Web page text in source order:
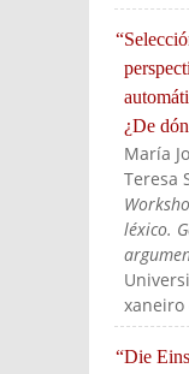
¿De
María
Teresa
léxico.
xaneiro
“Die